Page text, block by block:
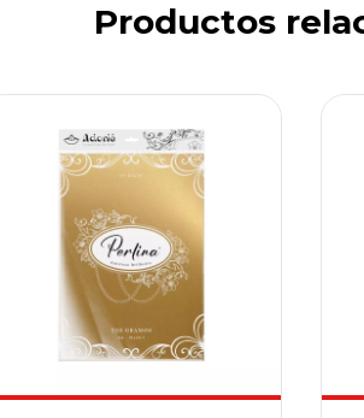
Productos